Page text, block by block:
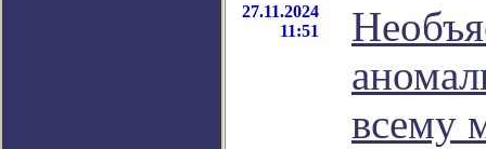
27.11.2024
11:51
всему